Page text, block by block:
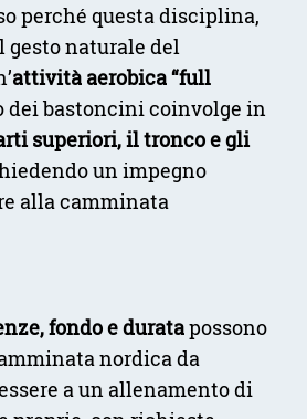
perché questa disciplina,
gesto naturale del
attività aerobica “full
dei bastoncini coinvolge in
superiori, il tronco e gli
un impegno
alla camminata
fondo e duratapossono
nordica da
a un allenamento di